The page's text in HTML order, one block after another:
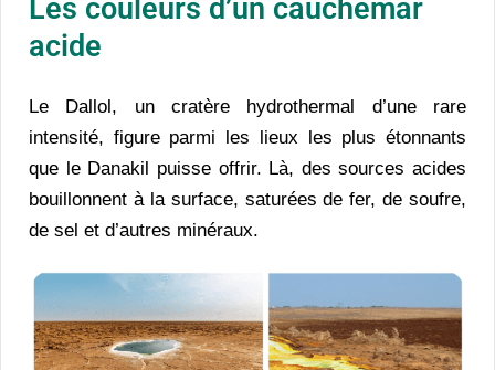
Les couleurs d’un cauchemar
acide
Le Dallol, un cratère hydrothermal d’une rare
intensité, figure parmi les lieux les plus étonnants
que le Danakil puisse offrir. Là, des sources acides
bouillonnent à la surface, saturées de fer, de soufre,
de sel et d’autres minéraux.